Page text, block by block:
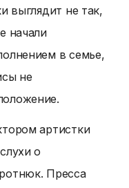
выглядит не так,
начали
в семье,
не
артистки
о
Пресса